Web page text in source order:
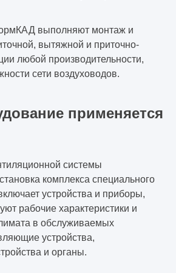
выполняют монтаж и
вытяжной и приточно-
любой производительности,
сети воздуховодов.
применяется
системы
комплекса специального
устройства и приборы,
рабочие характеристики и
в обслуживаемых
устройства,
и органы.